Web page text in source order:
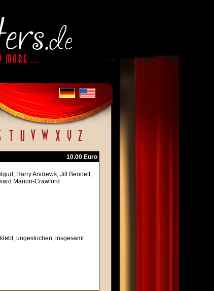
10.00 Euro
Harry Andrews, Jill Bennett,
Marion-Crawford
ungestochen, insgesamt